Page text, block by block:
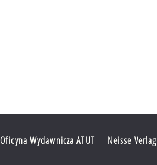
Oficyna Wydawnicza ATUT Neisse Verlag